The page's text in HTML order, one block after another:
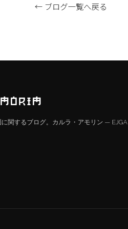
← ブログ一覧へ戻る
に関するブログ。カルラ・アモリン — EJGA